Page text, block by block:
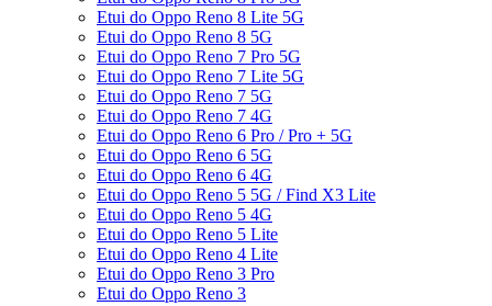
Etui do Oppo Reno 8 Lite 5G
Etui do Oppo Reno 8 5G
Etui do Oppo Reno 7 Pro 5G
Etui do Oppo Reno 7 Lite 5G
Etui do Oppo Reno 7 5G
Etui do Oppo Reno 7 4G
Etui do Oppo Reno 6 Pro / Pro + 5G
Etui do Oppo Reno 6 5G
Etui do Oppo Reno 6 4G
Etui do Oppo Reno 5 5G / Find X3 Lite
Etui do Oppo Reno 5 4G
Etui do Oppo Reno 5 Lite
Etui do Oppo Reno 4 Lite
Etui do Oppo Reno 3 Pro
Etui do Oppo Reno 3